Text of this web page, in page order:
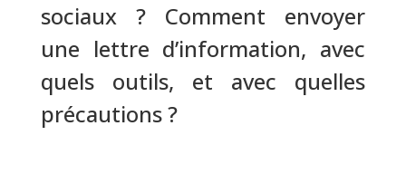
sociaux ? Comment envoyer
une lettre d’information, avec
quels outils, et avec quelles
précautions ?